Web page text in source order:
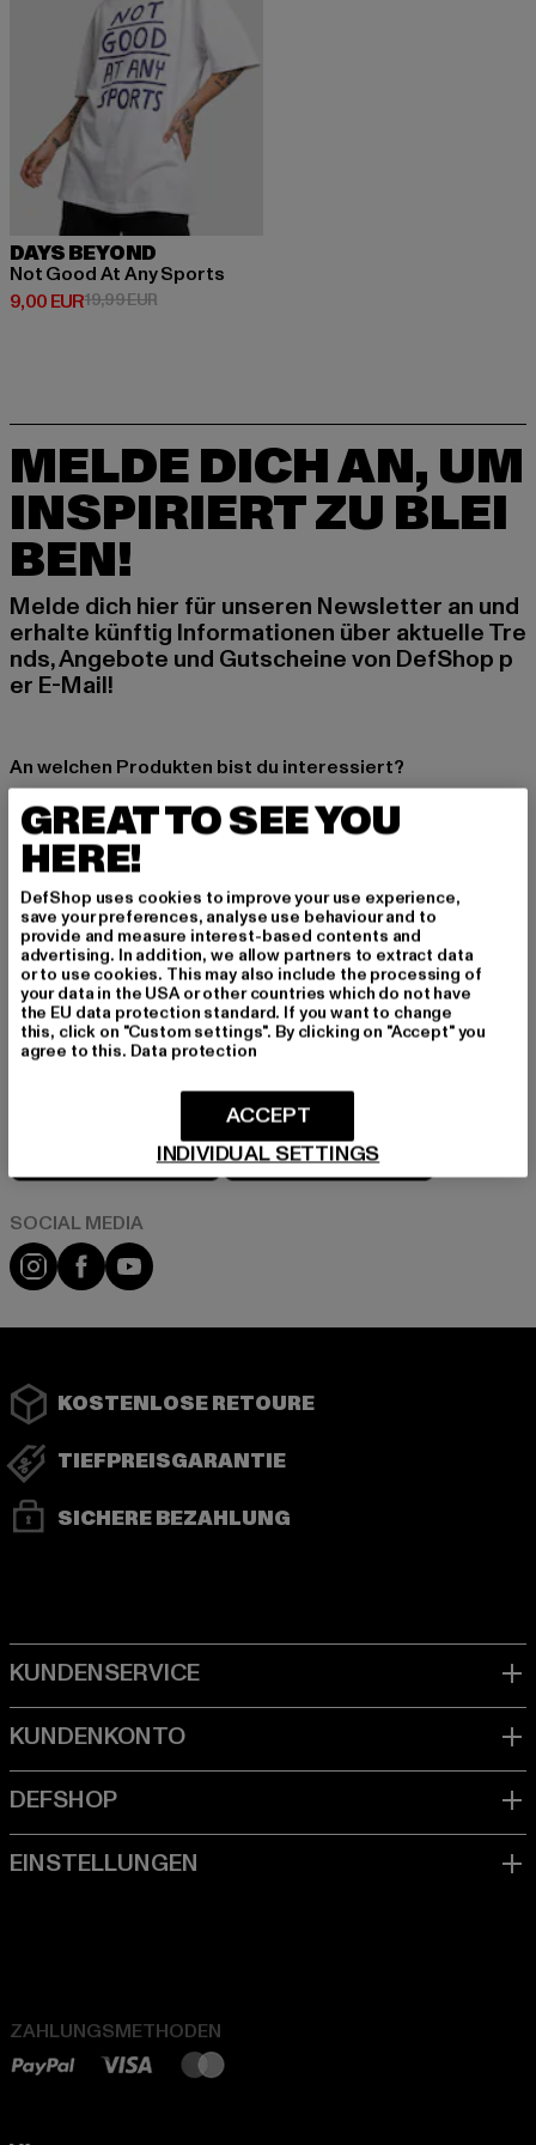
DAYS BEYOND
Not Good At Any Sports
9,00 EUR
Derzeitiger Preis: 9,00 EUR
19,99 EURAktionspreis: 19,99 EUR
MELDE DICH AN, UM
INSPIRIERT ZU BLEI
BEN!
Melde dich hier für unseren Newsletter an und
erhalte künftig Informationen über aktuelle Tre
nds, Angebote und Gutscheine von DefShop p
er E-Mail!
An welchen Produkten bist du interessiert?
MÄNNER
FRAUEN
E-MAIL
ANMELDEN
Informationen dazu, wie DefShop mit Deinen Daten umgeht, findest Du
in unserer Datenschutzerklärung. Du kannst Dich jederzeit kostenfei
abmelden.Datenschutzerklärung lesen.
Play market
Instagram
FacebookYouTube
KOSTENLOSE RETOURE
TIEFPREISGARANTIE
SICHERE BEZAHLUNG
ZAHLUNGSMETHODEN
GREAT TO SEE YOU
HERE!
DefShop uses cookies to improve your use experience,
save your preferences, analyse use behaviour and to
provide and measure interest-based contents and
advertising. In addition, we allow partners to extract data
or to use cookies. This may also include the processing of
your data in the USA or other countries which do not have
the EU data protection standard. If you want to change
this, click on "Custom settings". By clicking on "Accept" you
agree to this. Data protection
INDIVIDUAL SETTINGS
ACCEPT